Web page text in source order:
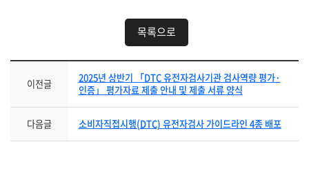
목록으로
이전글
2025년 상반기 「DTC 유전자검사기관 검사역량 평가·
인증」 평가자료 제출 안내 및 제출 서류 양식
다음글 소비자직접시행(DTC) 유전자검사 가이드라인 4종 배포